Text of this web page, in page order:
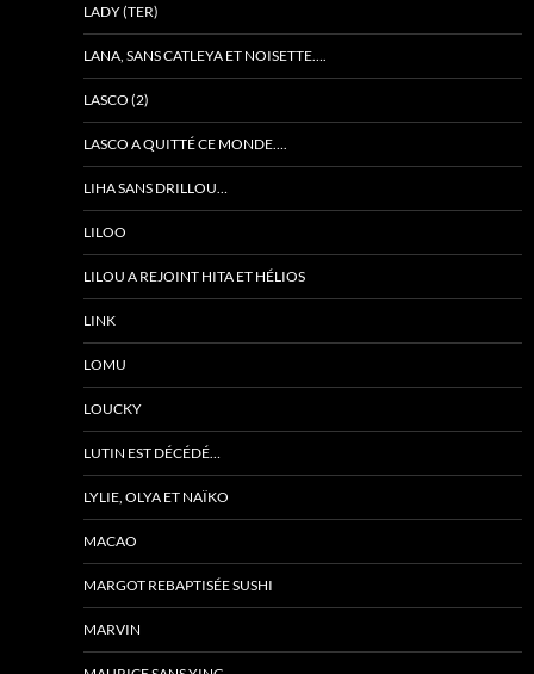
LADY (TER)
LANA, SANS CATLEYA ET NOISETTE….
LASCO (2)
LASCO A QUITTÉ CE MONDE….
LIHA SANS DRILLOU…
LILOO
LILOU A REJOINT HITA ET HÉLIOS
LINK
LOMU
LOUCKY
LUTIN EST DÉCÉDÉ…
LYLIE, OLYA ET NAÏKO
MACAO
MARGOT REBAPTISÉE SUSHI
MARVIN